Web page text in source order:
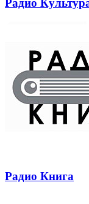
Радио
Радио Книга